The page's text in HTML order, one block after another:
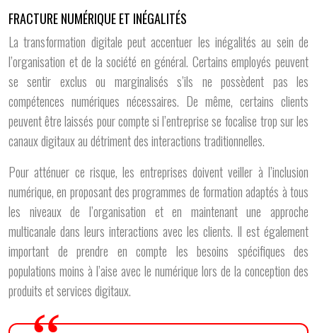
FRACTURE NUMÉRIQUE ET INÉGALITÉS
La transformation digitale peut accentuer les inégalités au sein de
l’organisation et de la société en général. Certains employés peuvent
se sentir exclus ou marginalisés s’ils ne possèdent pas les
compétences numériques nécessaires. De même, certains clients
peuvent être laissés pour compte si l’entreprise se focalise trop sur les
canaux digitaux au détriment des interactions traditionnelles.
Pour atténuer ce risque, les entreprises doivent veiller à l’inclusion
numérique, en proposant des programmes de formation adaptés à tous
les niveaux de l’organisation et en maintenant une approche
multicanale dans leurs interactions avec les clients. Il est également
important de prendre en compte les besoins spécifiques des
populations moins à l’aise avec le numérique lors de la conception des
produits et services digitaux.